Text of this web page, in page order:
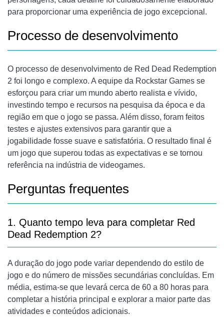
para proporcionar uma experiência de jogo excepcional.
Processo de desenvolvimento
O processo de desenvolvimento de Red Dead Redemption
2 foi longo e complexo. A equipe da Rockstar Games se
esforçou para criar um mundo aberto realista e vívido,
investindo tempo e recursos na pesquisa da época e da
região em que o jogo se passa. Além disso, foram feitos
testes e ajustes extensivos para garantir que a
jogabilidade fosse suave e satisfatória. O resultado final é
um jogo que superou todas as expectativas e se tornou
referência na indústria de videogames.
Perguntas frequentes
1. Quanto tempo leva para completar Red
Dead Redemption 2?
A duração do jogo pode variar dependendo do estilo de
jogo e do número de missões secundárias concluídas. Em
média, estima-se que levará cerca de 60 a 80 horas para
completar a história principal e explorar a maior parte das
atividades e conteúdos adicionais.